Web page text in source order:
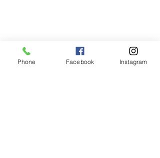
Phone Facebook Instagram